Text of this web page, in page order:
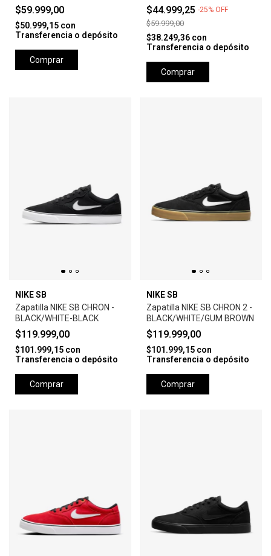
$59.999,00
$50.999,15 con
Transferencia o depósito
Comprar
$44.999,25 -25% OFF
$59.999,00
$38.249,36 con
Transferencia o depósito
Comprar
NIKE SB
Zapatilla NIKE SB CHRON -
BLACK/WHITE-BLACK
$119.999,00
$101.999,15 con
Transferencia o depósito
Comprar
NIKE SB
Zapatilla NIKE SB CHRON 2 -
BLACK/WHITE/GUM BROWN
$119.999,00
$101.999,15 con
Transferencia o depósito
Comprar